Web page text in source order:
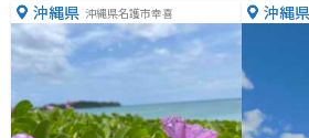
沖縄県 沖縄県名護市幸喜 沖縄県